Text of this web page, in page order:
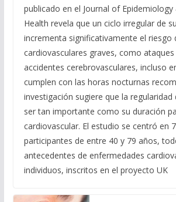
publicado en el Journal of
Health revela que un ciclo irregular de
incrementa significativamente el riesgo
cardiovasculares graves, como
accidentes cerebrovasculares, incluso
cumplen con las horas nocturnas
investigación sugiere que la regularidad
ser tan importante como su duración
cardiovascular. El estudio se centró en
participantes de entre 40 y 79 años,
antecedentes de enfermedades
individuos, inscritos en el proyecto UK